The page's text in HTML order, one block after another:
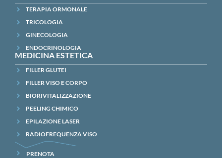
TERAPIA ORMONALE
TRICOLOGIA
GINECOLOGIA
ENDOCRINOLOGIA
MEDICINA ESTETICA
FILLER GLUTEI
FILLER VISO E CORPO
BIORIVITALIZZAZIONE
PEELING CHIMICO
EPILAZIONE LASER
RADIOFREQUENZA VISO
PRENOTA